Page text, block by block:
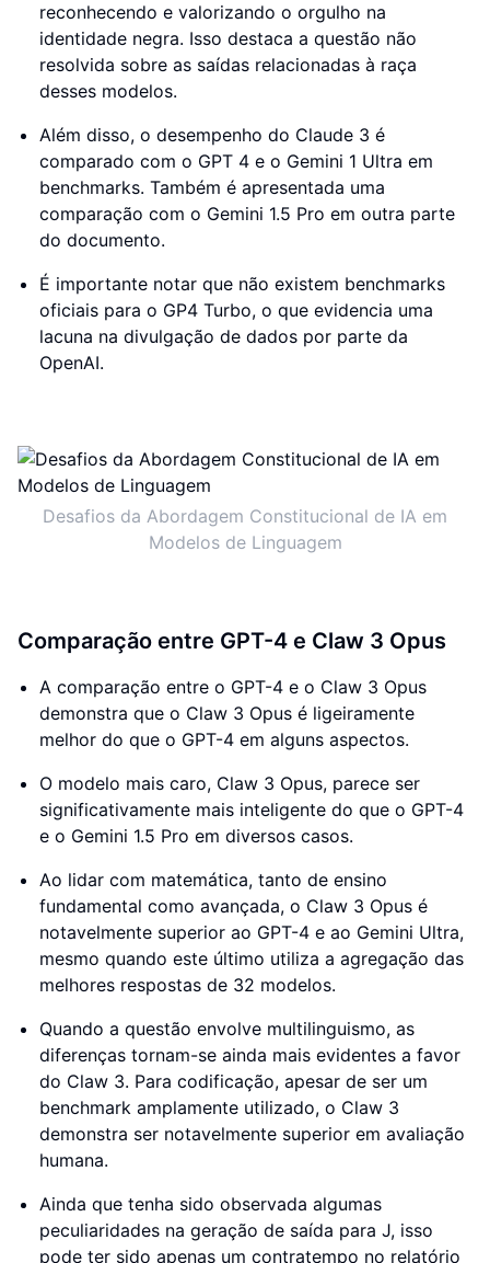
reconhecendo e valorizando o orgulho na
identidade negra. Isso destaca a questão não
resolvida sobre as saídas relacionadas à raça
desses modelos.
Além disso, o desempenho do Claude 3 é
comparado com o GPT 4 e o Gemini 1 Ultra em
benchmarks. Também é apresentada uma
comparação com o Gemini 1.5 Pro em outra parte
do documento.
É importante notar que não existem benchmarks
oficiais para o GP4 Turbo, o que evidencia uma
lacuna na divulgação de dados por parte da
OpenAI.
Desafios da Abordagem Constitucional de IA em
Modelos de Linguagem
Comparação entre GPT-4 e Claw 3 Opus
A comparação entre o GPT-4 e o Claw 3 Opus
demonstra que o Claw 3 Opus é ligeiramente
melhor do que o GPT-4 em alguns aspectos.
O modelo mais caro, Claw 3 Opus, parece ser
significativamente mais inteligente do que o GPT-4
e o Gemini 1.5 Pro em diversos casos.
Ao lidar com matemática, tanto de ensino
fundamental como avançada, o Claw 3 Opus é
notavelmente superior ao GPT-4 e ao Gemini Ultra,
mesmo quando este último utiliza a agregação das
melhores respostas de 32 modelos.
Quando a questão envolve multilinguismo, as
diferenças tornam-se ainda mais evidentes a favor
do Claw 3. Para codificação, apesar de ser um
benchmark amplamente utilizado, o Claw 3
demonstra ser notavelmente superior em avaliação
humana.
Ainda que tenha sido observada algumas
peculiaridades na geração de saída para J, isso
pode ter sido apenas um contratempo no relatório